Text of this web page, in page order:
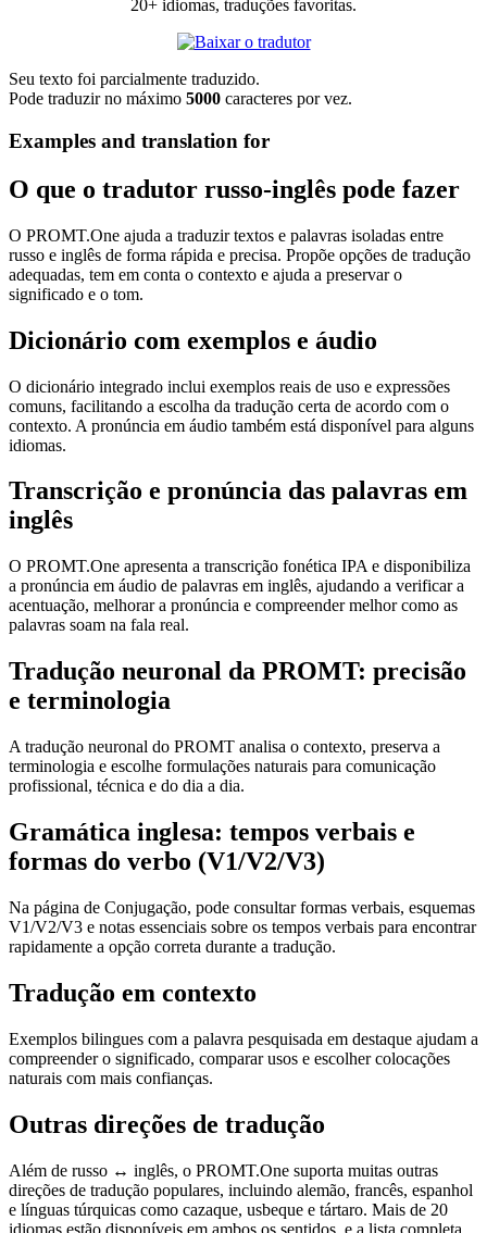
20+ idiomas, traduções favoritas.
Seu texto foi parcialmente traduzido.
Pode traduzir no máximo 5000 caracteres por vez.
Examples and translation for
O que o tradutor russo-inglês pode fazer
O PROMT.One ajuda a traduzir textos e palavras isoladas entre
russo e inglês de forma rápida e precisa. Propõe opções de tradução
adequadas, tem em conta o contexto e ajuda a preservar o
significado e o tom.
Dicionário com exemplos e áudio
O dicionário integrado inclui exemplos reais de uso e expressões
comuns, facilitando a escolha da tradução certa de acordo com o
contexto. A pronúncia em áudio também está disponível para alguns
idiomas.
Transcrição e pronúncia das palavras em
inglês
O PROMT.One apresenta a transcrição fonética IPA e disponibiliza
a pronúncia em áudio de palavras em inglês, ajudando a verificar a
acentuação, melhorar a pronúncia e compreender melhor como as
palavras soam na fala real.
Tradução neuronal da PROMT: precisão
e terminologia
A tradução neuronal do PROMT analisa o contexto, preserva a
terminologia e escolhe formulações naturais para comunicação
profissional, técnica e do dia a dia.
Gramática inglesa: tempos verbais e
formas do verbo (V1/V2/V3)
Na página de Conjugação, pode consultar formas verbais, esquemas
V1/V2/V3 e notas essenciais sobre os tempos verbais para encontrar
rapidamente a opção correta durante a tradução.
Tradução em contexto
Exemplos bilingues com a palavra pesquisada em destaque ajudam a
compreender o significado, comparar usos e escolher colocações
naturais com mais confianças.
Outras direções de tradução
Além de russo ↔ inglês, o PROMT.One suporta muitas outras
direções de tradução populares, incluindo alemão, francês, espanhol
e línguas túrquicas como cazaque, usbeque e tártaro. Mais de 20
idiomas estão disponíveis em ambos os sentidos, e a lista completa